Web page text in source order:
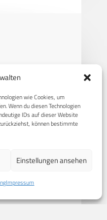
wie Cookies, um
Wenn du diesen Technologien
IDs auf dieser Website
können bestimmte
Einstellungen ansehen
Impressum